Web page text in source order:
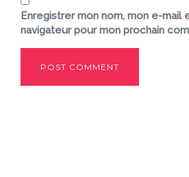
Enregistrer mon nom, mon e-mail
navigateur pour mon prochain